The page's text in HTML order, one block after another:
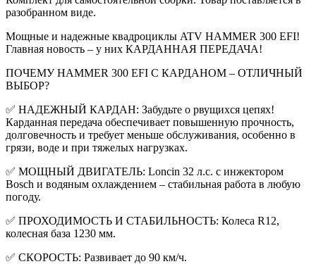
разобранном виде.
Мощные и надежные квадроциклы ATV HAMMER 300 EFI!
Главная новость – у них КАРДАННАЯ ПЕРЕДАЧА!
ПОЧЕМУ HAMMER 300 EFI С КАРДАНОМ – ОТЛИЧНЫЙ
ВЫБОР?
✅ НАДЕЖНЫЙ КАРДАН: Забудьте о рвущихся цепях!
Карданная передача обеспечивает повышенную прочность,
долговечность и требует меньше обслуживания, особенно в
грязи, воде и при тяжелых нагрузках.
✅ МОЩНЫЙ ДВИГАТЕЛЬ: Loncin 32 л.с. с инжектором
Bosch и водяным охлаждением – стабильная работа в любую
погоду.
✅ ПРОХОДИМОСТЬ И СТАБИЛЬНОСТЬ: Колеса R12,
колесная база 1230 мм.
✅ СКОРОСТЬ: Развивает до 90 км/ч.